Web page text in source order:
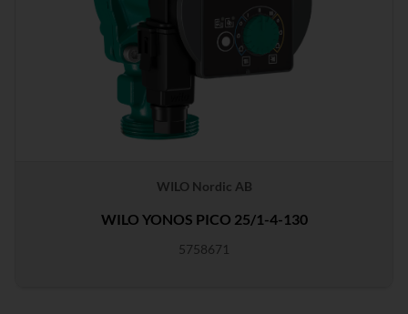
WILO Nordic AB
WILO YONOS PICO 25/1-4-130
5758671